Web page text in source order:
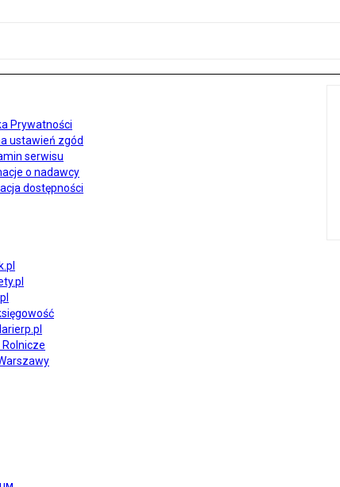
Prywatności
ustawień zgód
serwisu
o nadawcy
dostępności
Rolnicze